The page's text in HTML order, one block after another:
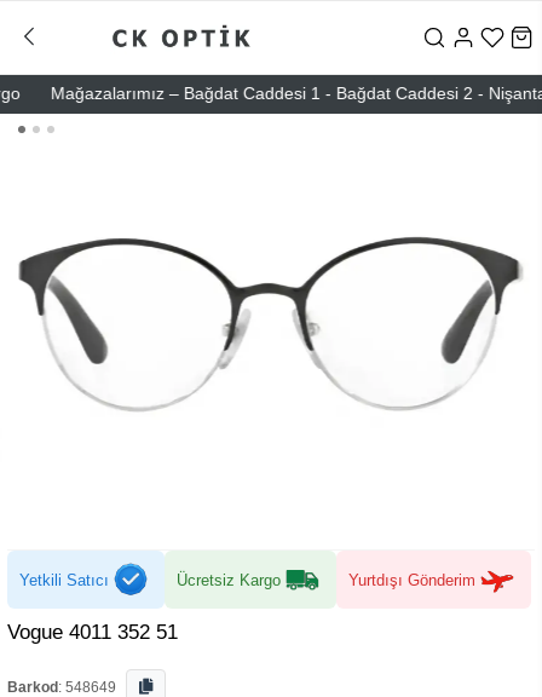
Mağazalarımız – Bağdat Caddesi 1 - Bağdat Caddesi 2 -
Yetkili Satıcı Ücretsiz Kargo Yurtdışı Gönderim
Vogue 4011 352 51
Barkod : 548649